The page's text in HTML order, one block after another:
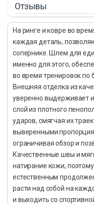
Отзывы
На ринге и ковре во
каждая деталь,
сопернике. Шлем для
именно для этого,
во время тренировок по
Внешняя отделка из
уверенно выдерживает
слой из плотного
ударов, смягчая их
выверенными
ограничивая обзор и
Качественные швы и
натирание кожи,
естественным
расти над собой на
и выходить со